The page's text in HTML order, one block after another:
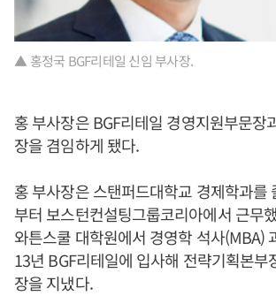
▲ 홍정국 BGF리테일 신임 부사장.
홍 부사장은 BGF리테일 경영지원부문장
장을 겸임하게 됐다.
홍 부사장은 스탠퍼드대학교 경제학과를
부터 보스턴컨설팅그룹코리아에서 근무
와튼스쿨 대학원에서 경영학 석사(MBA)
13년 BGF리테일에 입사해 전략기획본부
장을 지냈다.